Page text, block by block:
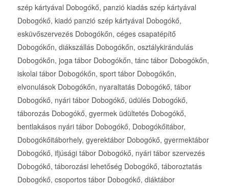
szép kártyával Dobogókő, panzió kiadás szép kártyával
Dobogókő, kiadó panzió szép kártyával Dobogókő,
esküvőszervezés Dobogókőn, céges csapatépítő
Dobogókőn, diákszállás Dobogókőn, osztálykirándulás
Dobogókőn, joga tábor Dobogókőn, tánc tábor Dobogókőn,
iskolai tábor Dobogókőn, sport tábor Dobogókőn,
elvonulások Dobogókőn, nyaraltatás Dobogókő, tábor
Dobogókő, nyári tábor Dobogókő, üdülés Dobogókő,
táborozás Dobogókő, gyermek üdültetés Dobogókő,
bentlakásos nyári tábor Dobogókő, Dobogókőitábor,
Dobogókőitáborhely, gyerektábor Dobogókő, gyermektábor
Dobogókő, ifjúsági tábor Dobogókő, nyári tábor szervezés
Dobogókő, táborozási lehetőség Dobogókő, táboroztatás
Dobogókő, csoportos tábor Dobogókő, diáktábor